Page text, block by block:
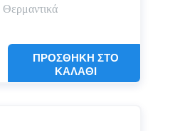
Θερμαντικά
ΠΡΟΣΘΉΚΗ ΣΤΟ
ΚΑΛΆΘΙ